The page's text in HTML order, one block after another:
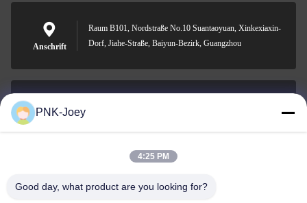
Anschrift
Raum B101, Nordstraße No.10 Suantaoyuan, Xinkexiaxin-
Dorf, Jiahe-Straße, Baiyun-Bezirk, Guangzhou
E-Mail-Adresse
008613580404923
PNK-Joey
4:25 PM
Good day, what product are you looking for?